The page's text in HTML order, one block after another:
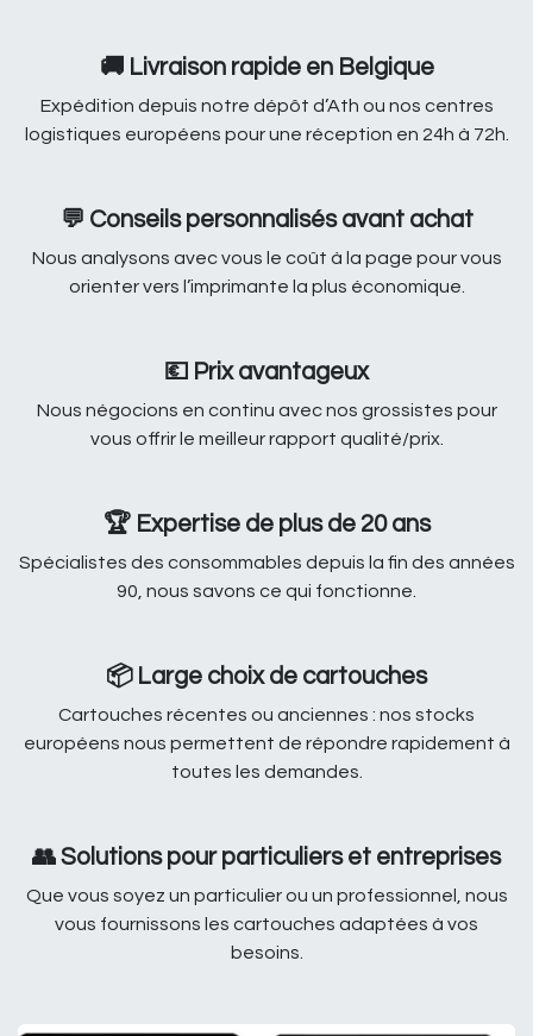
🚚 Livraison rapide en Belgique
Expédition depuis notre dépôt d’Ath ou nos centres
logistiques européens pour une réception en 24h à 72h.
💬 Conseils personnalisés avant achat
Nous analysons avec vous le coût à la page pour vous
orienter vers l’imprimante la plus économique.
💶 Prix avantageux
Nous négocions en continu avec nos grossistes pour
vous offrir le meilleur rapport qualité/prix.
🏆 Expertise de plus de 20 ans
Spécialistes des consommables depuis la fin des années
90, nous savons ce qui fonctionne.
📦 Large choix de cartouches
Cartouches récentes ou anciennes : nos stocks
européens nous permettent de répondre rapidement à
toutes les demandes.
👥 Solutions pour particuliers et entreprises
Que vous soyez un particulier ou un professionnel, nous
vous fournissons les cartouches adaptées à vos
besoins.